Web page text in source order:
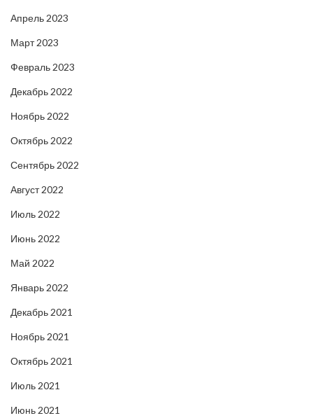
Апрель 2023
Март 2023
Февраль 2023
Декабрь 2022
Ноябрь 2022
Октябрь 2022
Сентябрь 2022
Август 2022
Июль 2022
Июнь 2022
Май 2022
Январь 2022
Декабрь 2021
Ноябрь 2021
Октябрь 2021
Июль 2021
Июнь 2021